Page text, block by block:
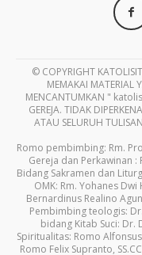
© COPYRIGHT
MEMAKAI MATERIAL
MENCANTUMKAN "
GEREJA. TIDAK
ATAU SELURUH
Romo pembimbing: Rm.
Gereja dan Perkawinan :
Bidang Sakramen dan
OMK: Rm. Yohanes
Bernardinus Realino
Pembimbing teologis:
bidang Kitab Suci: Dr.
Spiritualitas: Romo
Romo Felix Supranto,